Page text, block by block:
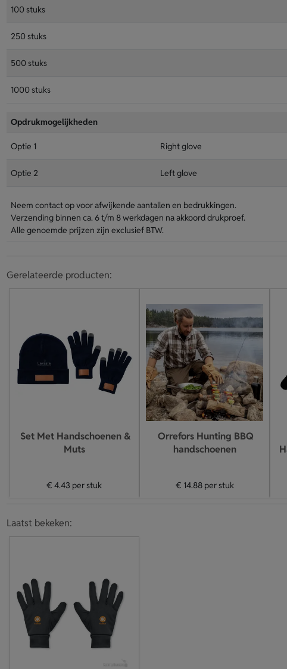
100 stuks
250 stuks
500 stuks
1000 stuks
Opdrukmogelijkheden
Optie 1 Right glove
Optie 2 Left glove
Neem contact op voor afwijkende aantallen en bedrukkingen.
Verzending binnen ca. 6 t/m 8 werkdagen na akkoord drukproef.
Alle genoemde prijzen zijn exclusief BTW.
Gerelateerde producten:
Set Met Handschoenen &
Muts
€ 4.43 per stuk
Orrefors Hunting BBQ
handschoenen
€ 14.88per stuk
Laatst bekeken: